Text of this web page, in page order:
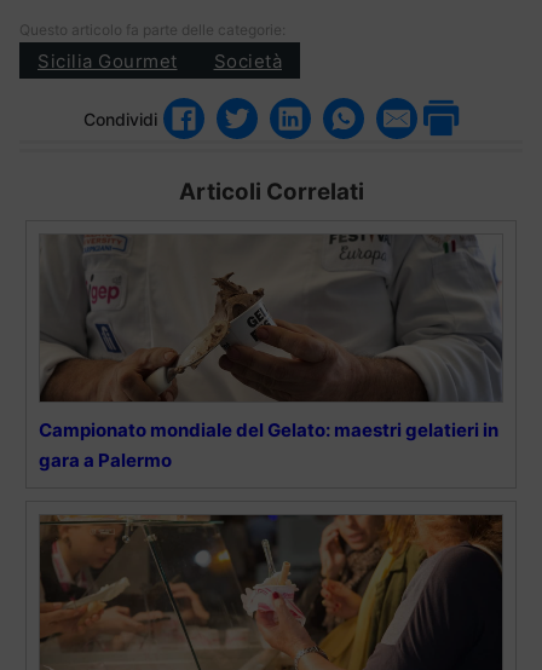
Questo articolo fa parte delle categorie:
Sicilia Gourmet Società
Condividi
Articoli Correlati
Campionato mondiale del Gelato: maestri gelatieri in
gara a Palermo